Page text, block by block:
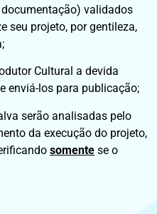
validados
seu projeto, por gentileza,
Cultural a devida
enviá-los para publicação;
serão analisadas pelo
da execução do projeto,
somente se o